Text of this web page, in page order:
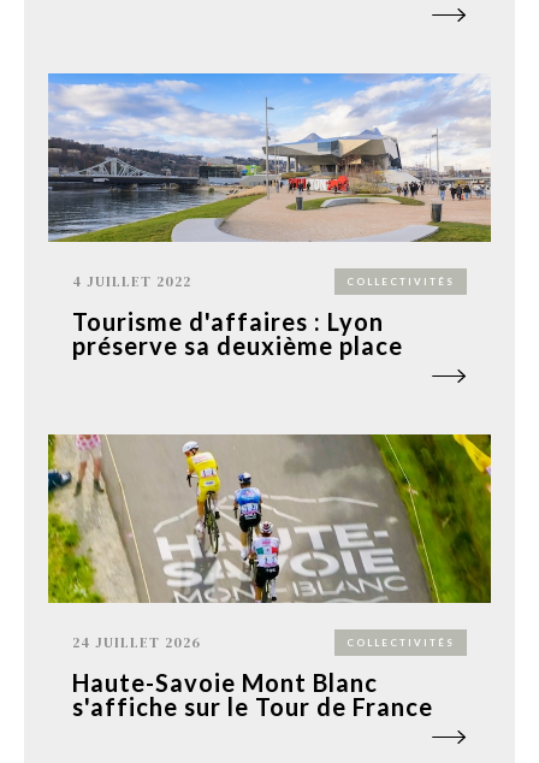
4 JUILLET 2022 COLLECTIVITÉS
Tourisme d'affaires : Lyon
préserve sa deuxième place
24 JUILLET 2026 COLLECTIVITÉS
Haute-Savoie Mont Blanc
s'affiche sur le Tour de France